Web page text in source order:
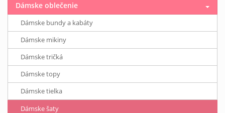
Dámske oblečenie
Dámske bundy a kabáty
Dámske mikiny
Dámske tričká
Dámske topy
Dámske tielka
Dámske šaty